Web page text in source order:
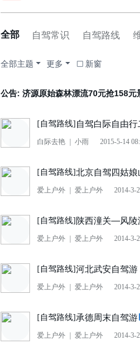
置
帖
全部 自驾常识 自驾路线
全部主题 更多 新窗
公告: 济源原始森林漂流70元抢158元
[ 自驾路线] 自驾白际自由
白际去艳 | 小雨 2015-5-14
[ 自驾路线]北京自驾四姑
爱上户外 | 爱上户外 2014-3-
[ 自驾路线] 陕西潼关—风陵
爱上户外 | 爱上户外 2014-3-
[ 自驾路线]河北武安自驾
爱上户外 | 爱上户外 2014-3-
[ 自驾路线]承德周末自驾游
爱上户外 | 爱上户外 2014-3-